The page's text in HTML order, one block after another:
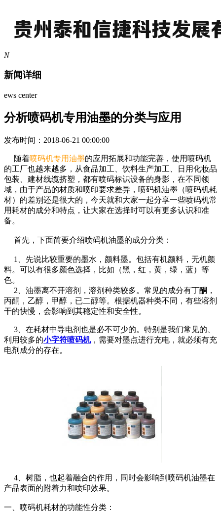
N
新闻详细
ews center
分析喷码机专用油墨的分类与应用
发布时间：2018-06-21 00:00:00
随着喷码机专用油墨的应用拓展和功能完善，使用喷码机
的工厂也越来越多，从食品加工、饮料生产加工、日用化妆品
包装、建材线缆挤塑，都有喷码标识设备的身影，在不同领
域，由于产品的材质和喷印要求差异，喷码机油墨（喷码机耗
材）的差别还是很大的，今天就和大家一起分享一些喷码机常
用耗材的成分和特点，让大家在选择时可以有更多认识和准
备。
首先，下面简要介绍喷码机油墨的成分分类：
1、先说比较重要的墨水，颜料墨。包括有机颜料，无机颜
料。可以有很多颜色选择，比如（黑，红，黄，绿，蓝）等
色。
2、油墨离不开溶剂，溶剂种类较多。常见的成分有丁酮，
丙酮，乙醇，甲醇，已二醇等。根据机器种类不同，有些溶剂
干的快慢，会影响到其稳定性和安全性。
3、在耗材中导电剂也是必不可少的。特别是我们常见的、
利用较多的小字符喷码机，需要对墨点进行充电，就必须有充
电剂成分的存在。
4、树脂，也起着融合的作用，同时会影响到喷码机油墨在
产品表面的附着力和喷印效果。
一、喷码机耗材的功能性分类：